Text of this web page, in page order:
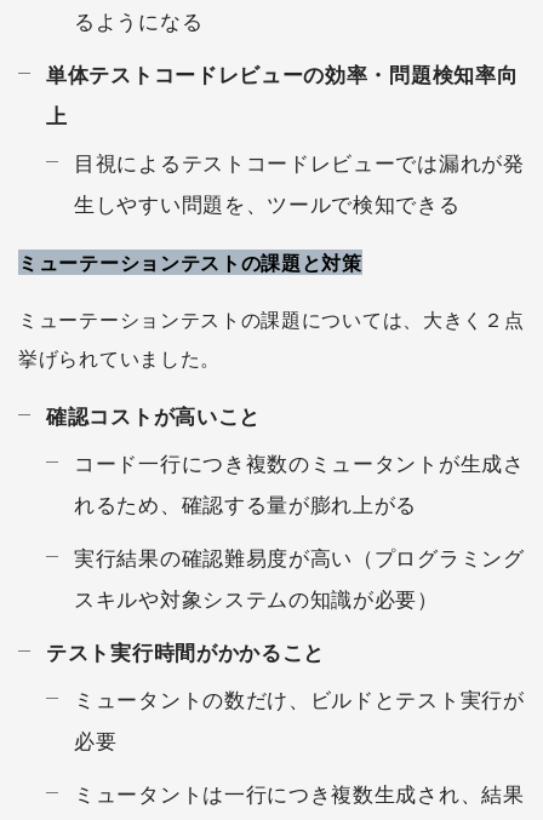
るようになる
単体テストコードレビューの効率・問題検知率向
上
目視によるテストコードレビューでは漏れが発
生しやすい問題を、ツールで検知できる
ミューテーションテストの課題と対策
ミューテーションテストの課題については、大きく２点
挙げられていました。
確認コストが高いこと
コード一行につき複数のミュータントが生成さ
れるため、確認する量が膨れ上がる
実行結果の確認難易度が高い（プログラミング
スキルや対象システムの知識が必要）
テスト実行時間がかかること
ミュータントの数だけ、ビルドとテスト実行が
必要
ミュータントは一行につき複数生成され、結果